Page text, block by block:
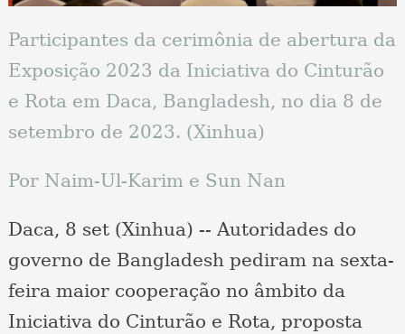
Participantes da cerimônia de abertura da
Exposição 2023 da Iniciativa do Cinturão
e Rota em Daca, Bangladesh, no dia 8 de
setembro de 2023. (Xinhua)
Por Naim-Ul-Karim e Sun Nan
Daca, 8 set (Xinhua) -- Autoridades do
governo de Bangladesh pediram na sexta-
feira maior cooperação no âmbito da
Iniciativa do Cinturão e Rota, proposta